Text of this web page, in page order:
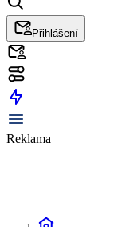
Přihlášení
Reklama